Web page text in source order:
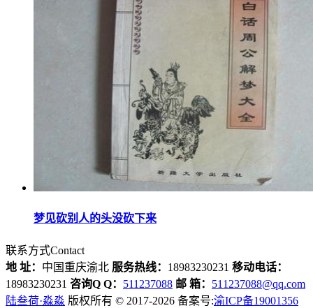
梦见砍别人的头没砍下来
联系方式Contact
地 址： 中国重庆渝北 服务热线： 18983230231 移动电话：
18983230231 咨询Q Q： 511237088 邮 箱： 511237088@qq.com
陆叁荷·淼淼 版权所有 © 2017-2026 备案号:渝ICP备19001356